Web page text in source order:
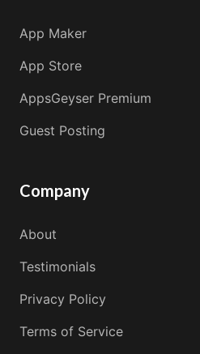
App Maker
App Store
AppsGeyser Premium
Guest Posting
Company
About
Testimonials
Privacy Policy
Terms of Service